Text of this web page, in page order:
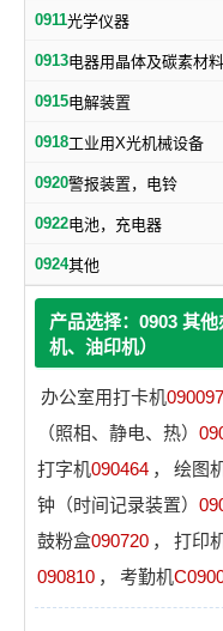
0911光学仪器
0913
0915电解装置
0918工业用X光机械设备
0920警报装置，电铃
0922电池，充电器
0924其他
产品选择：0903 其
机、油印机）
办公室用打卡机090097
（照相、静电、热）
打字机090464 ， 绘图
钟（时间记录装置）
鼓粉盒090720 ，
打印
090810 ， 考勤机